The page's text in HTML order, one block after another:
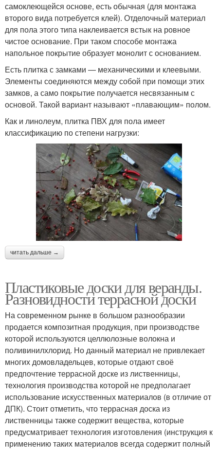
самоклеющейся основе, есть обычная (для монтажа
второго вида потребуется клей). Отделочный материал
для пола этого типа наклеивается встык на ровное
чистое основание. При таком способе монтажа
напольное покрытие образует монолит с основанием.
Есть плитка с замками — механическими и клеевыми.
Элементы соединяются между собой при помощи этих
замков, а само покрытие получается несвязанным с
основой. Такой вариант называют «плавающим» полом.
Как и линолеум, плитка ПВХ для пола имеет
классификацию по степени нагрузки:
читать дальше →
Пластиковые доски для веранды.
Разновидности террасной доски
На современном рынке в большом разнообразии
продается композитная продукция, при производстве
которой используются целлюлозные волокна и
поливинилхлорид. Но данный материал не привлекает
многих домовладельцев, которые отдают своё
предпочтение террасной доске из лиственницы,
технология производства которой не предполагает
использование искусственных материалов (в отличие от
ДПК). Стоит отметить, что террасная доска из
лиственницы также содержит вещества, которые
предусматривает технология изготовления (инструкция к
применению таких материалов всегда содержит полный